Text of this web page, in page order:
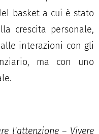
basket a cui è stato
crescita personale,
interazioni con gli
ma con uno
l'attenzione – Vivere